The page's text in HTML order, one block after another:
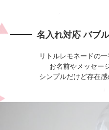
名入れ対応 バブ
リトルレモネードの
お名前やメッセー
シンプルだけど存在